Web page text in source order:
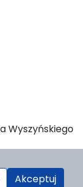
Wyszyńskiego
Akceptuj